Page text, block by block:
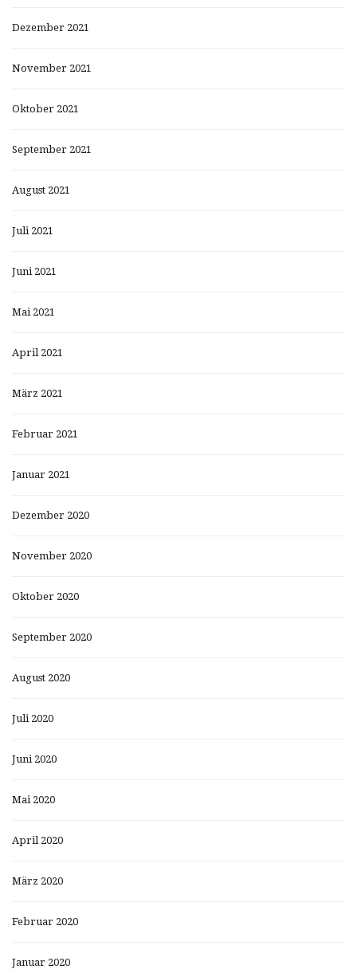
Dezember 2021
November 2021
Oktober 2021
September 2021
August 2021
Juli 2021
Juni 2021
Mai 2021
April 2021
März 2021
Februar 2021
Januar 2021
Dezember 2020
November 2020
Oktober 2020
September 2020
August 2020
Juli 2020
Juni 2020
Mai 2020
April 2020
März 2020
Februar 2020
Januar 2020